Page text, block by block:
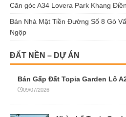
Căn góc A34 Lovera Park Khang
Bán Nhà Mặt Tiền Đường Số 8 Gò
Ngộp
ĐẤT NỀN – DỰ ÁN
Bán Gấp Đất Topia Garden Lô
09/07/2026